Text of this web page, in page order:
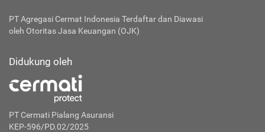
PT Agregasi Cermat Indonesia Terdaftar dan Diawasi
oleh Otoritas Jasa Keuangan (OJK)
Didukung oleh
PT Cermati Pialang Asuransi
KEP-596/PD.02/2025